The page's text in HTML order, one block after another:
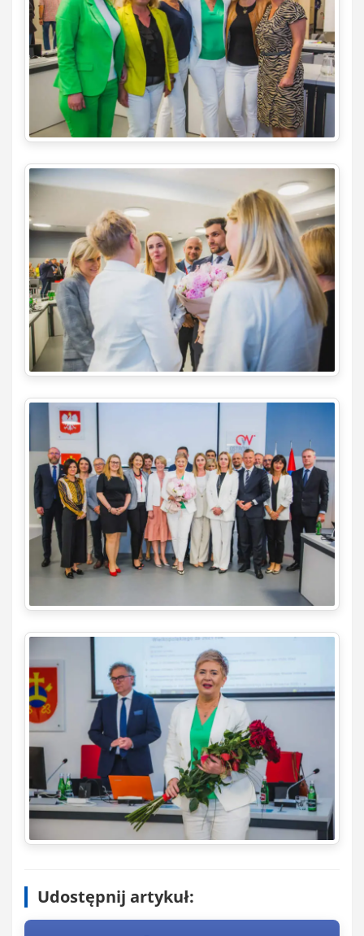
Udostępnij artykuł: